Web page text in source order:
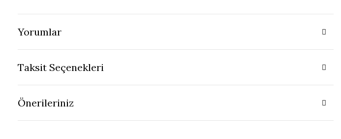
Yorumlar
Taksit Seçenekleri
Önerileriniz